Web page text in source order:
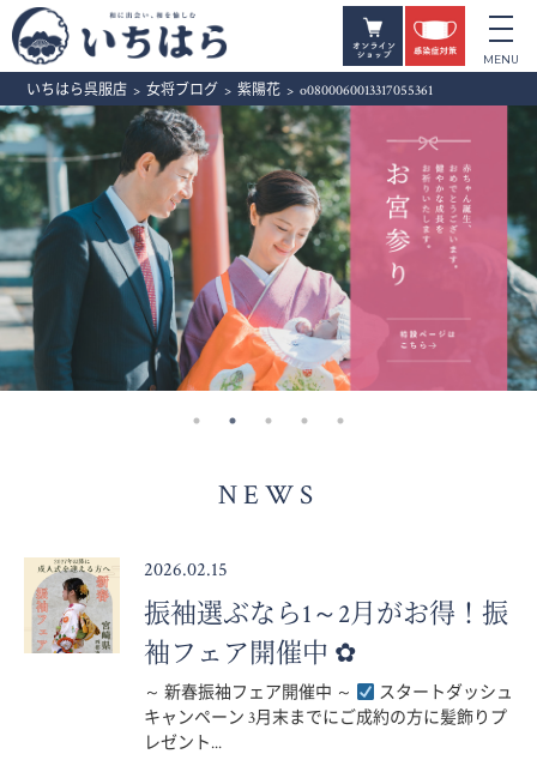
いちはら呉服店 > 女将ブログ > 紫陽花 > o0800060013317055361
NEWS
2026.02.15
振袖選ぶなら1～2月がお得！振
袖フェア開催中 ✿
～ 新春振袖フェア開催中 ～
スタートダッシュ
キャンペーン 3月末までにご成約の方に髪飾りプ
レゼント...